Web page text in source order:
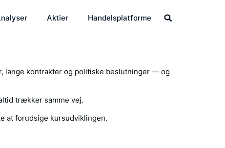
Aktier Handelsplatforme
lange kontrakter og politiske beslutninger — og
trækker samme vej.
at forudsige kursudviklingen.